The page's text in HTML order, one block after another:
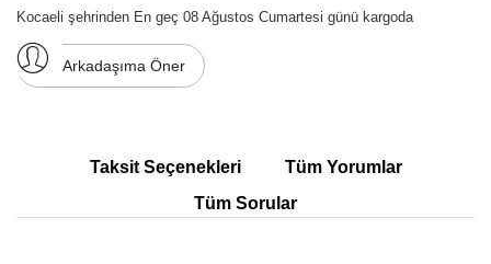
Kocaeli şehrinden En geç 08 Ağustos Cumartesi günü kargoda
Arkadaşıma Öner
Taksit Seçenekleri
Tüm Yorumlar
Tüm Sorular